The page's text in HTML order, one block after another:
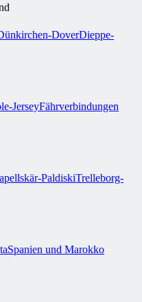
DoverDieppe-
JerseyFährverbindungen
PaldiskiTrelleborg-
Spanien und Marokko